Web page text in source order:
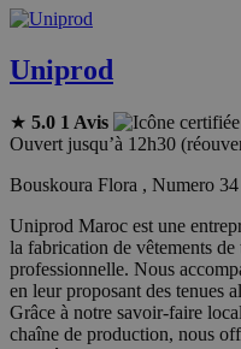
Uniprod
★ 5.0 1 Avis
Ouvert jusqu’à 12h30
Bouskoura Flora , Numero
Uniprod Maroc est une
la fabrication de vêtements
professionnelle. Nous
en leur proposant des tenues
Grâce à notre savoir-faire
chaîne de production, nous